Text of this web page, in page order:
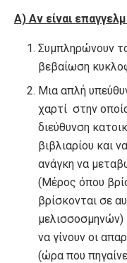
Α) Αν είναι
Συμπληρώνουν
βεβαίωση
Μια απλή
χαρτί στην
διεύθυνση
βιβλιαρίου και
ανάγκη να
(Μέρος όπου
βρίσκονται σε
μελισσοσμηνών)
να γίνουν οι
(ώρα που